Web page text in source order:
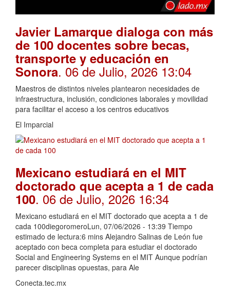
Javier Lamarque dialoga con más
de 100 docentes sobre becas,
transporte y educación en
Sonora. 06 de Julio, 2026 13:04
Maestros de distintos niveles plantearon necesidades de
infraestructura, inclusión, condiciones laborales y movilidad
para facilitar el acceso a los centros educativos
El Imparcial
Mexicano estudiará en el MIT
doctorado que acepta a 1 de cada
100. 06 de Julio, 2026 16:34
Mexicano estudiará en el MIT doctorado que acepta a 1 de
cada 100diegoromeroLun, 07/06/2026 - 13:39 Tiempo
estimado de lectura:6 mins Alejandro Salinas de León fue
aceptado con beca completa para estudiar el doctorado
Social and Engineering Systems en el MIT Aunque podrían
parecer disciplinas opuestas, para Ale
Conecta.tec.mx